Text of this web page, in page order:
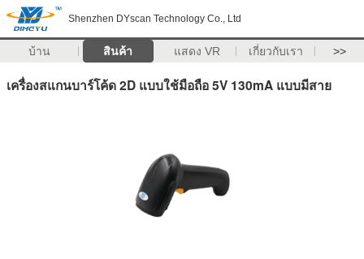
Shenzhen DYscan Technology Co., Ltd
บ้าน สินค้า แสดง VR เกี่ยวกับเรา >>
เครื่องสแกนบาร์โค้ด 2D แบบใช้มือถือ 5V 130mA แบบมีสาย